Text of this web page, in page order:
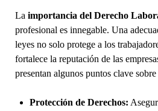
La importancia del Derecho
profesional es innegable. Una
leyes no solo protege a los
fortalece la reputación de las
presentan algunos puntos clave
Protección de Derechos: